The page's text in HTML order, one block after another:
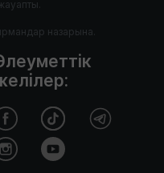
назарына.